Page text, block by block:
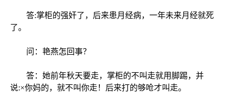
答:掌柜的强奸了，后来患月经病，一年未来月经就死
了。
问：艳燕怎回事？
答：她前年秋天要走，掌柜的不叫走就用脚踢，并
说:×你妈的，就不叫你走！后来打的够呛才叫走。